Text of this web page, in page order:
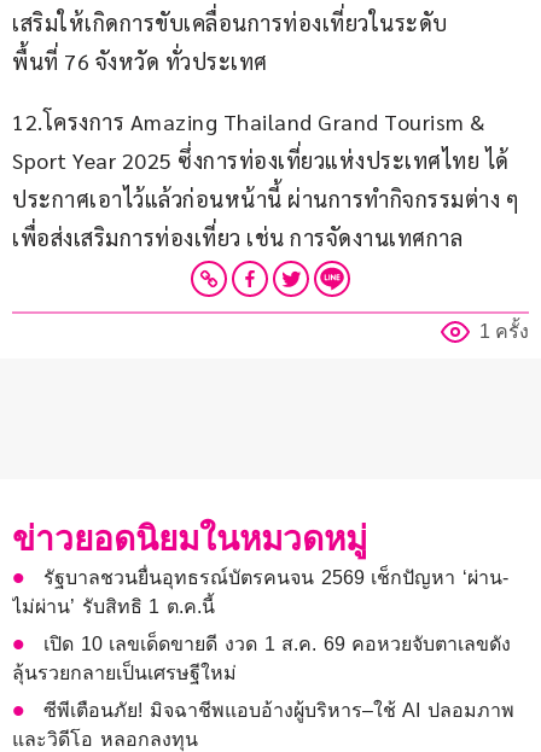
เสริมให้เกิดการขับเคลื่อนการท่องเที่ยวในระดับ
พื้นที่ 76 จังหวัด ทั่วประเทศ
12.โครงการ Amazing Thailand Grand Tourism &
Sport Year 2025 ซึ่งการท่องเที่ยวแห่งประเทศไทย ได้
ประกาศเอาไว้แล้วก่อนหน้านี้ ผ่านการทำกิจกรรมต่าง ๆ
เพื่อส่งเสริมการท่องเที่ยว เช่น การจัดงานเทศกาล
1 ครั้ง
ข่าวยอดนิยมในหมวดหมู่
รัฐบาลชวนยื่นอุทธรณ์บัตรคนจน 2569 เช็กปัญหา ‘ผ่าน-
ไม่ผ่าน’ รับสิทธิ 1 ต.ค.นี้
เปิด 10 เลขเด็ดขายดี งวด 1 ส.ค. 69 คอหวยจับตาเลขดัง
ลุ้นรวยกลายเป็นเศรษฐีใหม่
ซีพีเตือนภัย! มิจฉาชีพแอบอ้างผู้บริหาร–ใช้ AI ปลอมภาพ
และวิดีโอ หลอกลงทุน